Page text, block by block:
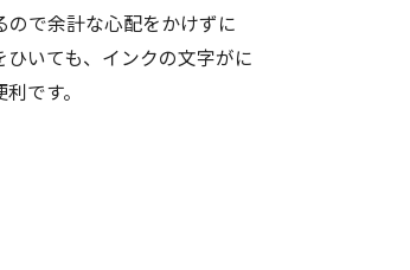
で余計な心配をかけずに
いても、インクの文字がに
です。